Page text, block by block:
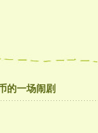
的一场闹剧